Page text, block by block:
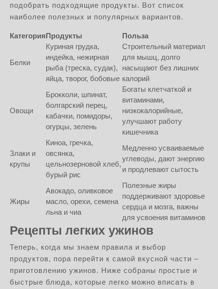
подобрать подходящие продукты. Вот список
наиболее полезных и популярных вариантов.
КатегорияПродукты Польза
Белки
Куриная грудка,
индейка, нежирная
рыба (треска, судак),
яйца, творог, бобовые
Строительный материал
для мышц, долго
насыщают без лишних
калорий
Овощи
Брокколи, шпинат,
болгарский перец,
кабачки, помидоры,
огурцы, зелень
Богаты клетчаткой и
витаминами,
низкокалорийные,
улучшают работу
кишечника
Злаки и
крупы
Киноа, гречка,
овсянка,
цельнозерновой хлеб,
бурый рис
Медленно усваиваемые
углеводы, дают энергию
и продлевают сытость
Жиры
Авокадо, оливковое
масло, орехи, семена
льна и чиа
Полезные жиры
поддерживают здоровье
сердца и мозга, важны
для усвоения витаминов
Рецепты легких ужинов
Теперь, когда мы знаем правила и выбор
продуктов, пора перейти к самой вкусной части –
приготовлению ужинов. Ниже собраны простые и
быстрые блюда, которые легко можно вписать в